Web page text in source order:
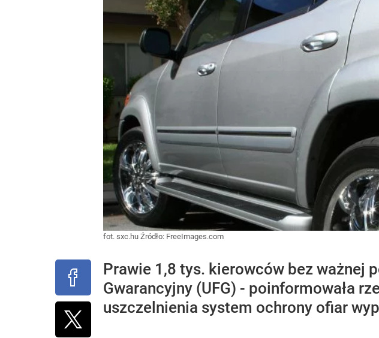
fot. sxc.hu Źródło: FreeImages.com
Prawie 1,8 tys. kierowców bez ważnej
Gwarancyjny (UFG) - poinformowała
uszczelnienia system ochrony ofiar